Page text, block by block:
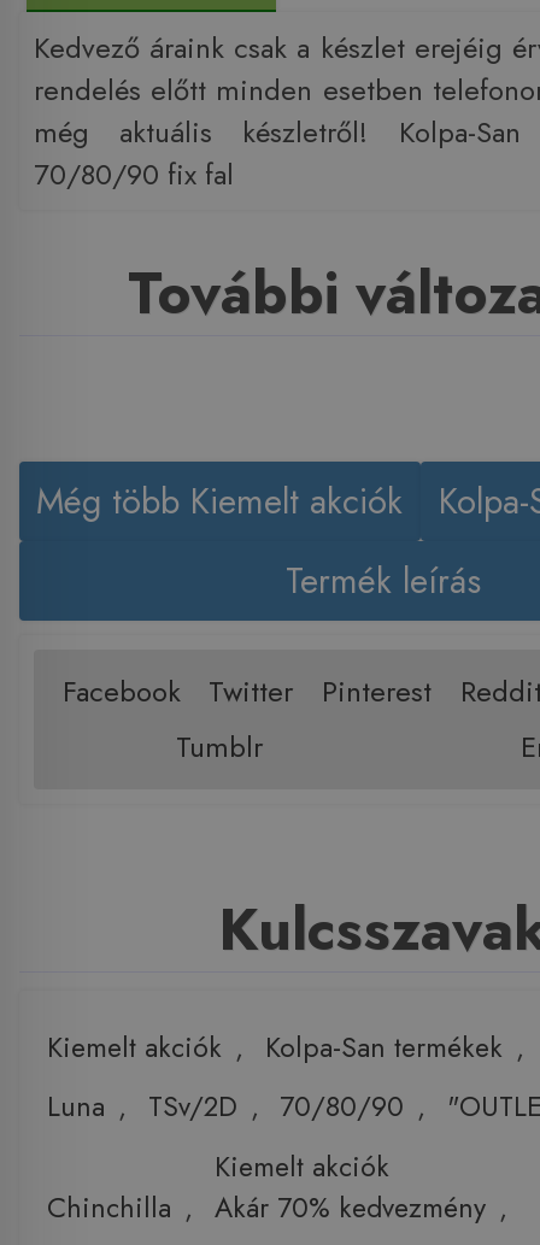
Kedvező áraink csak a készlet erejéig
rendelés előtt minden esetben
még aktuális készletről! Kolpa-
70/80/90 fix fal
További
Még több Kiemelt akciók
Termék leírás
Facebook Twitter Pinterest
Tumblr
Kiemelt akciók , Kolpa-San termékek ,
Luna , TSv/2D , 70/80/90 ,
Chinchilla ,
Kiemelt akciók
Akár 70% kedvezmény ,